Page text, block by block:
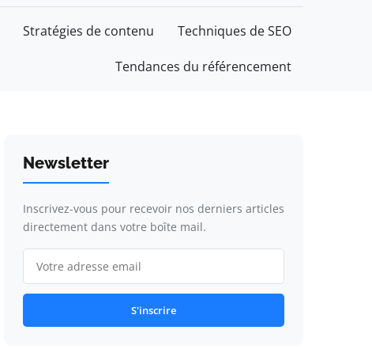
Stratégies de contenu Techniques de SEO
Tendances du référencement
Newsletter
Inscrivez-vous pour recevoir nos derniers articles
directement dans votre boîte mail.
S'inscrire